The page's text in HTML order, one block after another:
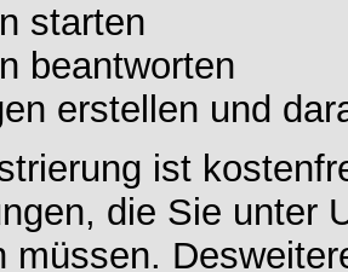
starten
beantworten
erstellen und
ist
die Sie unter
müssen.